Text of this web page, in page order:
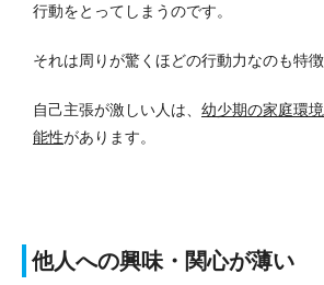
行動をとってしまうのです。
それは周りが驚くほどの行動力なのも特徴
自己主張が激しい人は、 幼少期の家庭環
能性があります。
他人への興味・関心が薄い